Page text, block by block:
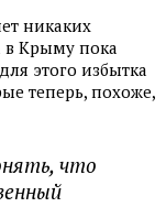
никаких
в Крыму пока
этого избытка
теперь, похоже,
что